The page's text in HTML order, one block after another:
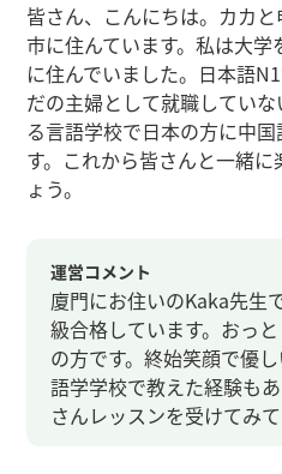
皆さん、こんにちは。カカ
市に住んています。私は大
に住んでいました。日本語
だの主婦として就職してい
る言語学校で日本の方に中
す。これから皆さんと一緒
ょう。
運営コメント
廈門にお住いのKaka先生
級合格しています。おっ
の方です。終始笑顔で優し
語学学校で教えた経験も
さんレッスンを受けてみて